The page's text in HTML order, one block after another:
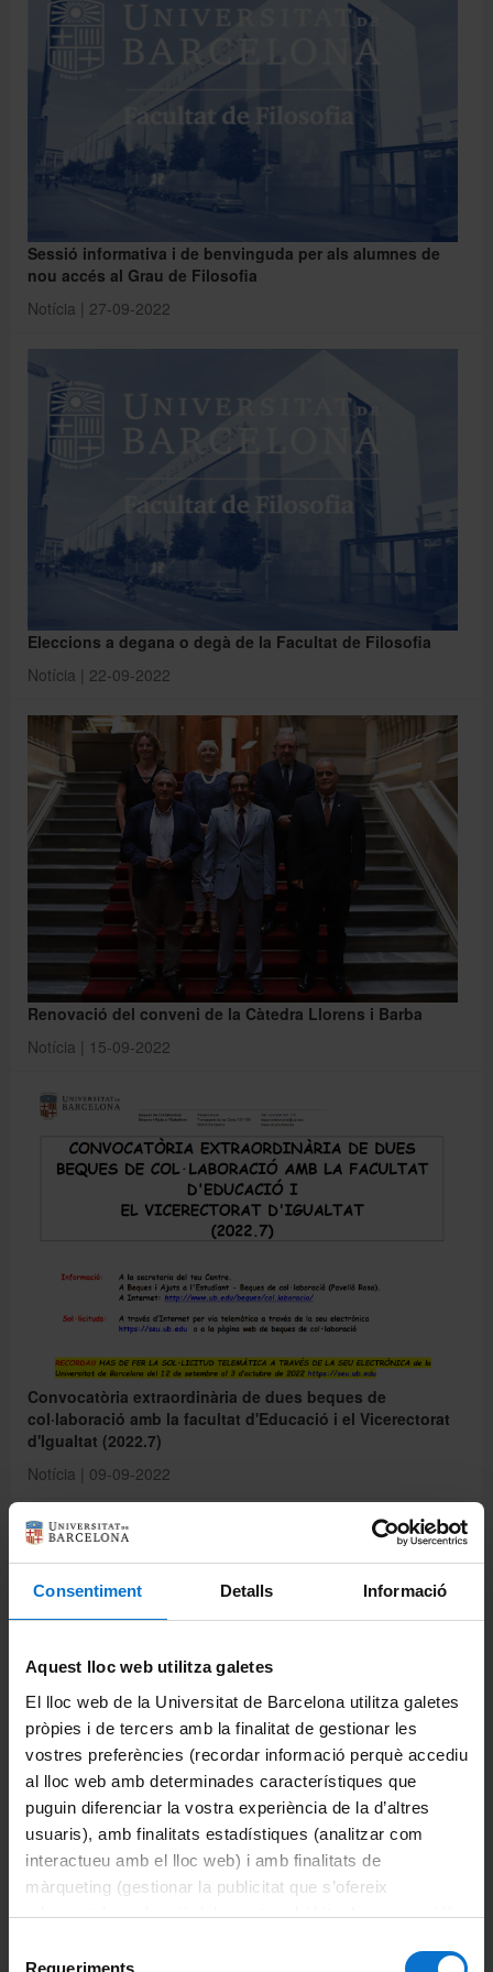
Consentiment Detalls Informació
Aquest lloc web utilitza galetes
El lloc web de la Universitat de Barcelona utilitza galetes
pròpies i de tercers amb la finalitat de gestionar les
vostres preferències (recordar informació perquè accediu
al lloc web amb determinades característiques que
puguin diferenciar la vostra experiència de la d’altres
usuaris), amb finalitats estadístiques (analitzar com
interactueu amb el lloc web) i amb finalitats de
màrqueting (gestionar la publicitat que s’ofereix
adequant-la en funció dels vostres hàbits de navegació).
consultar laPolítica de galetes del lloc web de la
Requeriments
Sessió informativa i de benvinguda per als alumnes de
nou accés al Grau de Filosofia
Notícia | 27-09-2022
Eleccions a degana o degà de la Facultat de Filosofia
Notícia | 22-09-2022
Renovació del conveni de la Càtedra Llorens i Barba
Notícia | 15-09-2022
Convocatòria extraordinària de dues beques de
col·laboració amb la facultat d'Educació i el Vicerectorat
d'Igualtat (2022.7)
Notícia | 09-09-2022
Activitats Institucionals Facultat susceptibles de
reconeixement acadèmic curs 2022-2023
Notícia | 30-07-2022